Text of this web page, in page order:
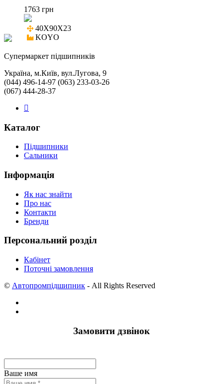
1763 грн
40X90X23
KOYO
Cупермаркет підшипників
Україна, м.Київ, вул.Лугова, 9
(044) 496-14-97 (063) 233-03-26
(067) 444-28-37
Каталог
Підшипники
Сальники
Інформація
Як нас знайти
Про нас
Контакти
Бренди
Персональний розділ
Кабінет
Поточні замовлення
© Автопромпідшипник - All Rights Reserved
Замовити дзвінок
Ваше имя